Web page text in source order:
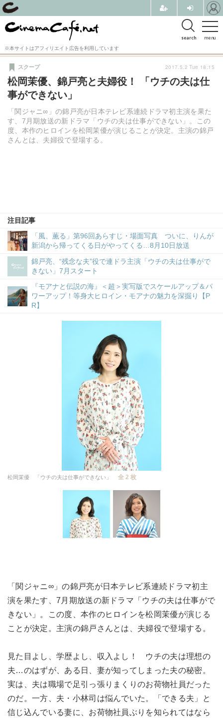
menu
search
※本サイトはアフィリエイト広告を利用しています
松岡茉優、錦戸亮と夫婦役！ 「ウチの夫は仕
事ができない」
「関ジャニ∞」の錦戸亮が日本テレビ系連続ドラマ初主演を果た
す、7月期放送の新ドラマ「ウチの夫は仕事ができない」。この
度、本作のヒロインを松岡茉優が演じることが決定。主演の錦戸
さんとは、夫婦役で登場する。
スクープ
注目記事
「風、薫る」第96回あらすじ・場面写真 ついに、りんが
新潟から帰ってくる日がやってくる…8月10日放送
錦戸亮、“残念な夫”役で連ドラ主演「ウチの夫は仕事がで
きない」7月スタート
『モアナと伝説の海』＜超＞実写版でスケールアップ＆パ
ワーアップ！等身大ヒロイン・モアナの魅力を深掘り【P
R】
2017.5.2 Tue 18:15
松岡茉優 「ウチの夫は仕事ができない」 全 2 枚
「関ジャニ∞」の錦戸亮が日本テレビ系連続ドラマ初主
演を果たす、7月期放送の新ドラマ「ウチの夫は仕事がで
きない」。この度、本作のヒロインを松岡茉優が演じる
ことが決定。主演の錦戸さんとは、夫婦役で登場する。
見た目よし、学歴よし、収入よし！ ウチの夫は理想の
夫…のはずが、ある日、妻が知ってしまった夫の秘密。
実は、夫は職場で足引っ張りまくりのお荷物社員だった
のだ。一方、夫・小林司は悩んでいた。「できる夫」と
信じ込んでいる妻に、お荷物社員ぶりを知られてはなら